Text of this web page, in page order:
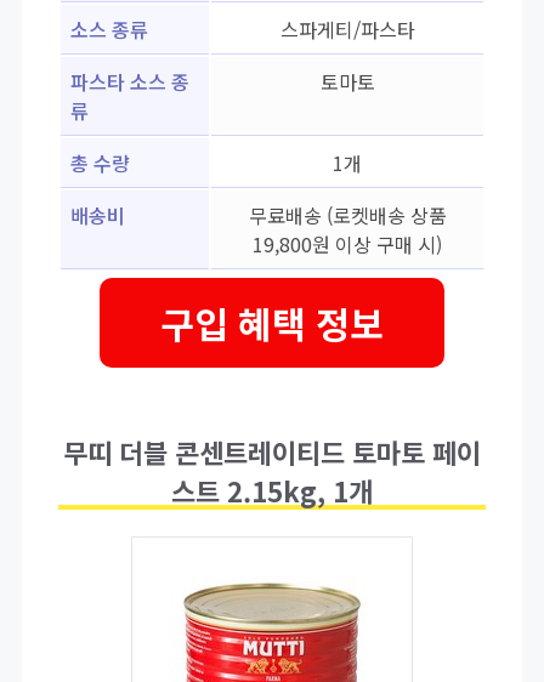
소스 종류
스파게티/파스타
파스타 소스 종
류
토마토
총 수량
1개
배송비
무료배송 (로켓배송 상품
19,800원 이상 구매 시)
구입 혜택 정보
무띠 더블 콘센트레이티드 토마토 페이
스트 2.15kg, 1개